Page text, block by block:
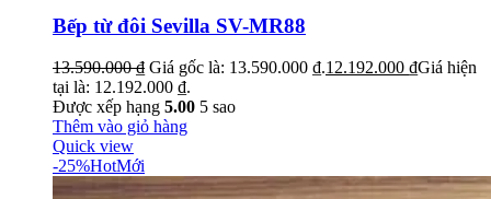
Bếp từ đôi Sevilla SV-MR88
13.590.000₫ Giá gốc là: 13.590.000 ₫.12.192.000 ₫Giá hiện
tại là: 12.192.000 ₫.
Được xếp hạng 5.00 5 sao
Thêm vào giỏ hàng
Quick view
-25%HotMới